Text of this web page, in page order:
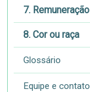
7. Remuneração
8. Cor ou raça
Glossário
Equipe e contato